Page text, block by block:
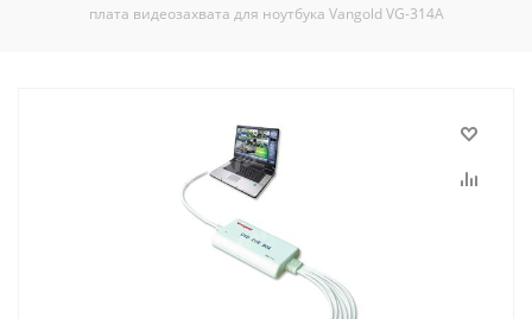
плата видеозахвата для ноутбука Vangold VG-314A